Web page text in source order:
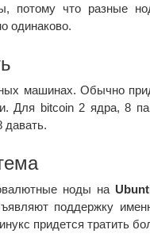
потому что разные
одинаково.
машинах. Обычно
Для bitcoin 2 ядра, 8
давать.
ноды на
поддержку
придется тратить